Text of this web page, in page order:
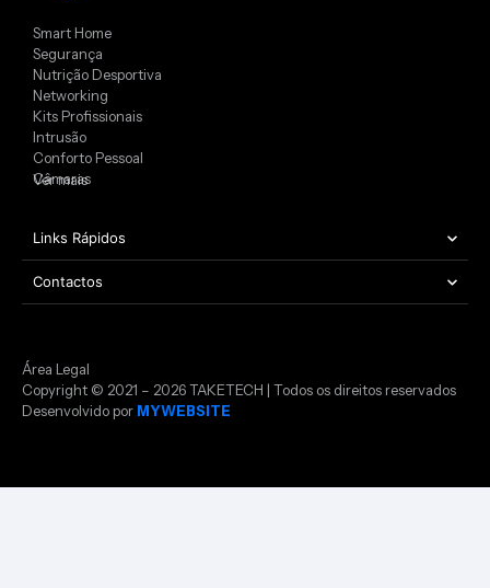
Smart Home
Segurança
Nutrição Desportiva
Networking
Kits Profissionais
Intrusão
Conforto Pessoal
Câmaras
Ver mais
Links Rápidos
Contactos
Copyright © 2021 – 2026 TAKETECH | Todos os direitos reservados
Desenvolvido por MYWEBSITE
Área Legal